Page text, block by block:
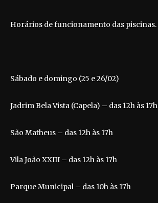
Horários de funcionamento das piscinas.
Sábado e domingo (25 e 26/02)
Jadrim Bela Vista (Capela) – das 12h às 17h
São Matheus – das 12h às 17h
Vila João XXIII – das 12h às 17h
Parque Municipal – das 10h às 17h